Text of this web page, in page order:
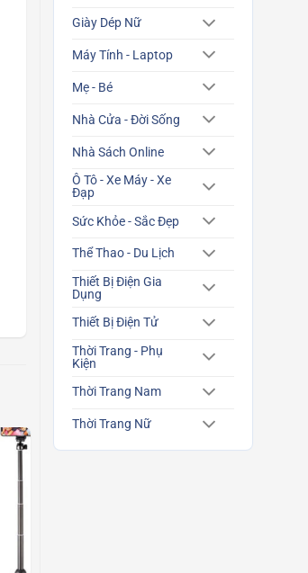
Giày Dép Nữ
Máy Tính - Laptop
Mẹ - Bé
Nhà Cửa - Đời Sống
Nhà Sách Online
Ô Tô - Xe Máy - Xe
Đạp
Sức Khỏe - Sắc Đẹp
Thể Thao - Du Lịch
Thiết Bị Điện Gia
Dụng
Thiết Bị Điện Tử
Thời Trang - Phụ
Kiện
Thời Trang Nam
Thời Trang Nữ